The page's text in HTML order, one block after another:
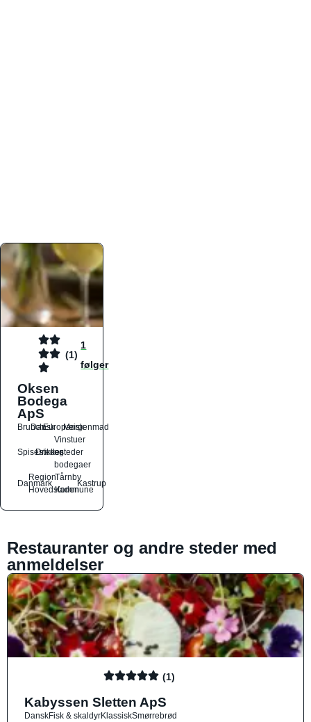
(1)
1
følger
Oksen
Bodega
ApS
Brunch
DanskEuropæiskMorgenmad
Spisesteder
Drikkesteder
Vinstuer
og
bodegaer
Danmark
Region
Hovedstaden
Tårnby
Kommune
Kastrup
Restauranter og andre steder med
anmeldelser
(1)
Kabyssen Sletten ApS
DanskFisk & skaldyrKlassiskSmørrebrød